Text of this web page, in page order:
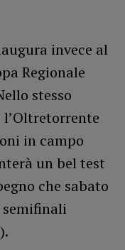
invece al
Regionale
stesso
l’Oltretorrente
in campo
un bel test
che sabato